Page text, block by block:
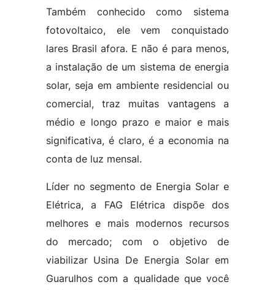
Também conhecido como sistema
fotovoltaico, ele vem conquistado
lares Brasil afora. E não é para menos,
a instalação de um sistema de energia
solar, seja em ambiente residencial ou
comercial, traz muitas vantagens a
médio e longo prazo e maior e mais
significativa, é claro, é a economia na
conta de luz mensal.
Líder no segmento de Energia Solar e
Elétrica, a FAG Elétrica dispõe dos
melhores e mais modernos recursos
do mercado; com o objetivo de
viabilizar Usina De Energia Solar em
Guarulhos com a qualidade que você